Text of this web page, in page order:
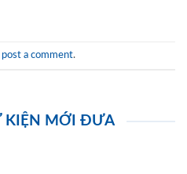
post a comment.
KIỆN MỚI ĐƯA